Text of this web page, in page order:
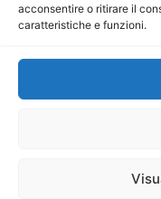
acconsentire o ritirare il
caratteristiche e funzioni.
Direttore
Mercurio
iscritta al Registro
Sito gestito da